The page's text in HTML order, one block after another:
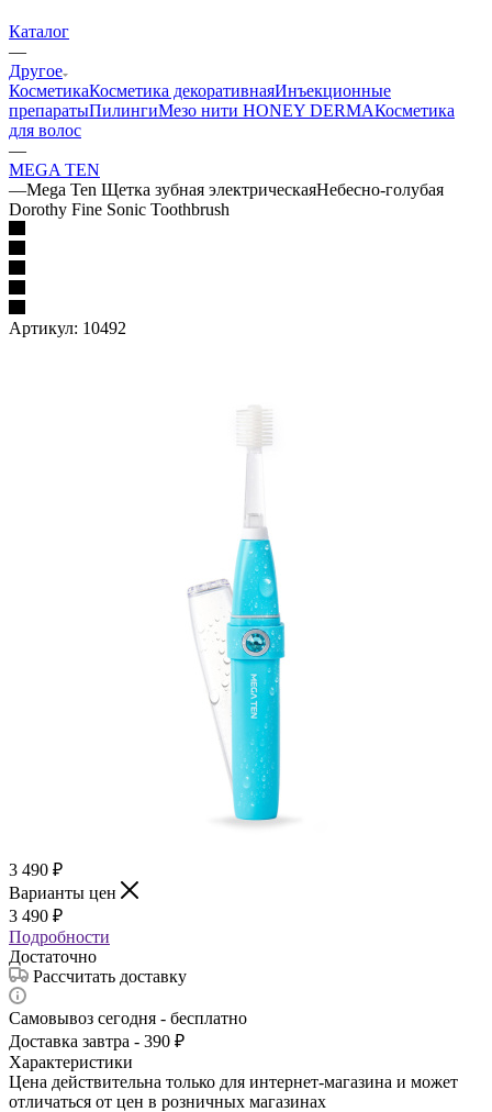
Каталог
—
Другое
КосметикаКосметика декоративнаяИнъекционные
препаратыПилингиМезо нити HONEY DERMAКосметика
для волос
—
MEGA TEN
—Mega Ten Щетка зубная электрическаяНебесно-голубая
Dorothy Fine Sonic Toothbrush
Артикул: 10492
3 490 ₽
Варианты цен
3 490 ₽
Подробности
Достаточно
Рассчитать доставку
Самовывоз сегодня - бесплатно
Доставка завтра - 390 ₽
Характеристики
Цена действительна только для интернет-магазина и может
отличаться от цен в розничных магазинах